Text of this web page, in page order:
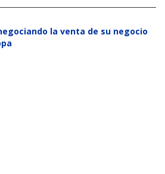
la venta de su negocio